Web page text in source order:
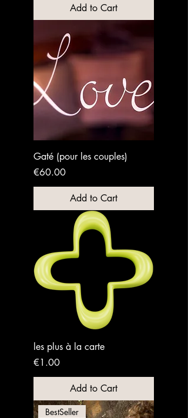
Add to Cart
Gaté (pour les couples)
Price
€60.00
Add to Cart
les plus à la carte
Price
€1.00
Add to Cart
BestSeller